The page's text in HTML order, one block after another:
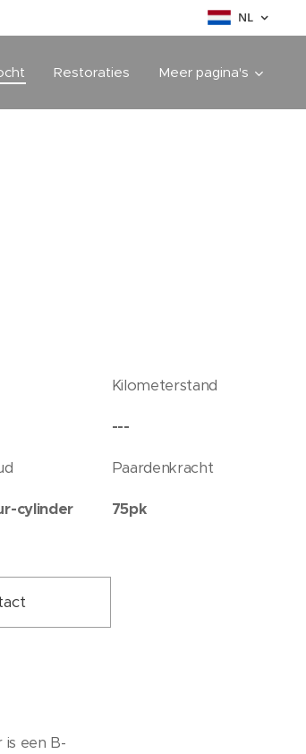
NL
Restoraties Meer pagina's
cylinder
Kilometerstand
---
Paardenkracht
75pk
een B-